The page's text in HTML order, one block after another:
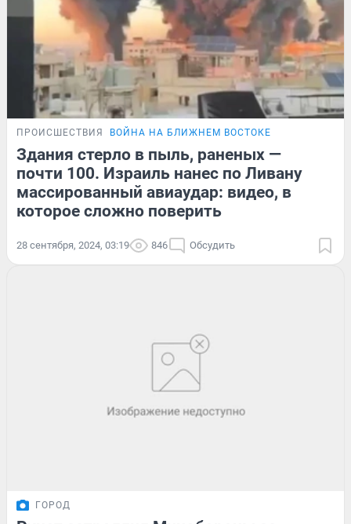
ПРОИСШЕСТВИЯ ВОЙНА НА БЛИЖНЕМ ВОСТОКЕ
Здания стерло в пыль, раненых —
почти 100. Израиль нанес по Ливану
массированный авиаудар: видео, в
которое сложно поверить
28 сентября, 2024, 03:19 846 Обсудить
ГОРОД